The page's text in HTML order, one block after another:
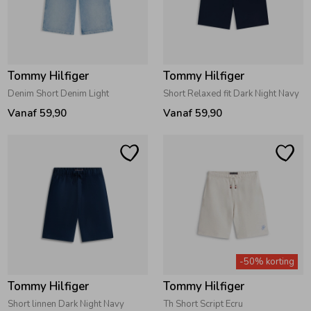
Zwemkleding
Vesten
Colberts & Gilets
Rompers
Zwemkleding
Vesten
Rokken & Skorts
Jumpsuits
Cadeaubonnen
Kledingaccessoires
Verzorgingsproducten
Winteraccessoires
Winterjassen
Zwemvesten & Zwembandjes
Winterjassen
Tommy Hilfiger
Denim Short Denim Light
Vanaf 59,90
Tommy Hilfiger
Short Relaxed fit Dark Night Navy
Vanaf 59,90
Tommy Hilfiger
Short linnen Dark Night Navy
-50% korting
Tommy Hilfiger
Th Short Script Ecru